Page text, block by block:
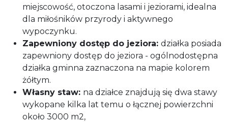
miejscowość, otoczona lasami i jeziorami, idealna
dla miłośników przyrody i aktywnego
wypoczynku.
Zapewniony dostęp do jeziora: działka posiada
zapewniony dostęp do jeziora - ogólnodostępna
działka gminna zaznaczona na mapie kolorem
żółtym.
Własny staw: na działce znajdują się dwa stawy
wykopane kilka lat temu o łącznej powierzchni
około 3000 m2,